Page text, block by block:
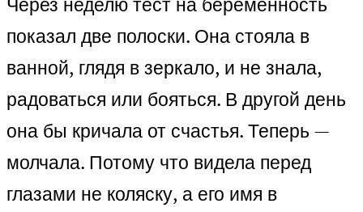
показал две полоски. Она стояла в
ванной, глядя в зеркало, и не знала,
радоваться или бояться. В другой день
она бы кричала от счастья. Теперь —
молчала. Потому что видела перед
глазами не коляску, а его имя в